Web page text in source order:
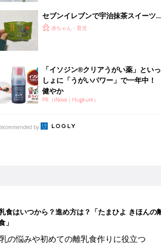
乳食はいつから？進め方は？「たまひよ きほんの離
乳の悩みや初めての離乳食作りに役立つ
育てとお金
娠・出産・育児にかかる費用やもらえる補助
・助成金を解説
【鏡リュウジ監修】